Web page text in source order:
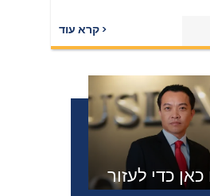
כאן כדי לעזור
קרא עוד ›